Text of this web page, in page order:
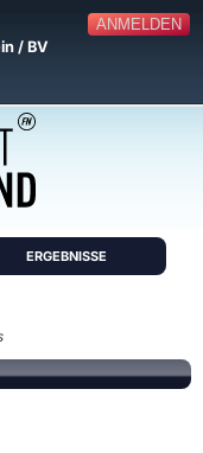
ANMELDEN
/ BV
ERGEBNISSE